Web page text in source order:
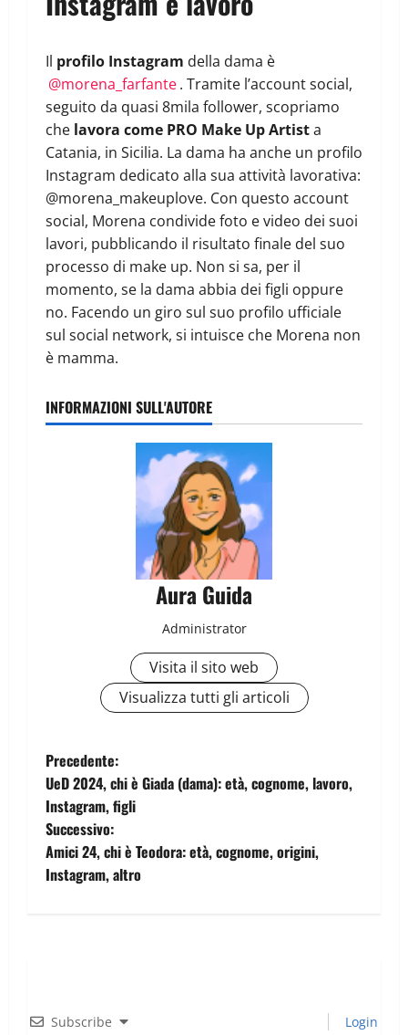
Il profilo Instagram della dama è
@morena_farfante. Tramite l’account social,
seguito da quasi 8mila follower, scopriamo
che lavora come PRO Make Up Artista
Catania, in Sicilia. La dama ha anche un profilo
Instagram dedicato alla sua attività lavorativa:
@morena_makeuplove. Con questo account
social, Morena condivide foto e video dei suoi
lavori, pubblicando il risultato finale del suo
processo di make up. Non si sa, per il
momento, se la dama abbia dei figli oppure
no. Facendo un giro sul suo profilo ufficiale
sul social network, si intuisce che Morena non
è mamma.
INFORMAZIONI SULL'AUTORE
Aura Guida
Administrator
Visita il sito web
Visualizza tutti gli articoli
Precedente:
UeD 2024, chi è Giada (dama): età, cognome, lavoro,
Instagram, figli
Successivo:
Amici 24, chi è Teodora: età, cognome, origini,
Instagram, altro
Subscribe Login